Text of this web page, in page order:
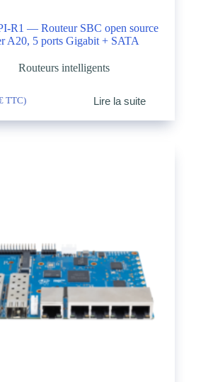
R1 — Routeur SBC open source
A20, 5 ports Gigabit + SATA
Routeurs intelligents
TTC) Lire la suite